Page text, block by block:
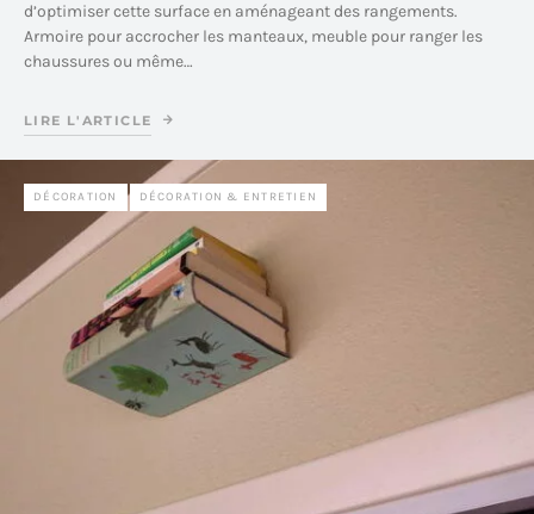
d’optimiser cette surface en aménageant des rangements.
Armoire pour accrocher les manteaux, meuble pour ranger les
chaussures ou même…
LIRE L'ARTICLE
DÉCORATION DÉCORATION & ENTRETIEN